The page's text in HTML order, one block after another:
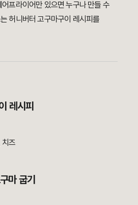
프라이어만 있으면 누구나 만들 수
허니버터 고구마구이 레시피를
레시피
치즈
마 굽기